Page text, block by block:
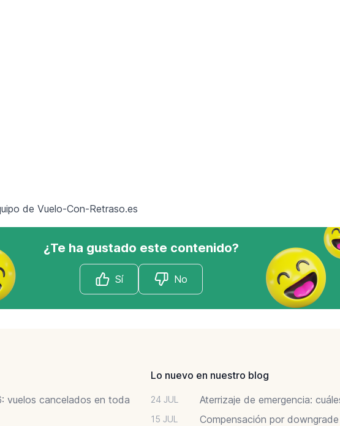
de Vuelo-Con-Retraso.es
¿Te ha gustado este contenido?
Sí No
vuelos cancelados en toda
Lo nuevo en nuestro blog
24 JUL Aterrizaje de emergencia:
15 JUL
Compensación por